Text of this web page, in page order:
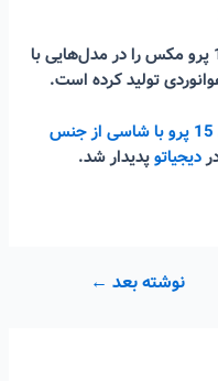
کاویار نسخه لوکس آیفون 15 پرو و 15 پرو مکس را در مدل‌هایی با
تولید کرده است.
کاویار از نسخه مخصوص آیفون 15 پرو با شاسی از جنس
دیجیاتوپدیدار شد.
نوشته بعد ←